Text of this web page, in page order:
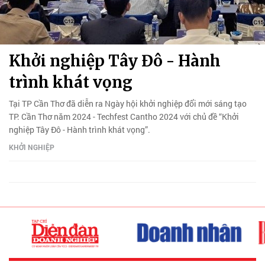
Khởi nghiệp Tây Đô - Hành
trình khát vọng
Tại TP Cần Thơ đã diễn ra Ngày hội khởi nghiệp đổi mới sáng tạo
TP. Cần Thơ năm 2024 - Techfest Cantho 2024 với chủ đề “Khởi
nghiệp Tây Đô - Hành trình khát vọng”.
KHỞI NGHIỆP